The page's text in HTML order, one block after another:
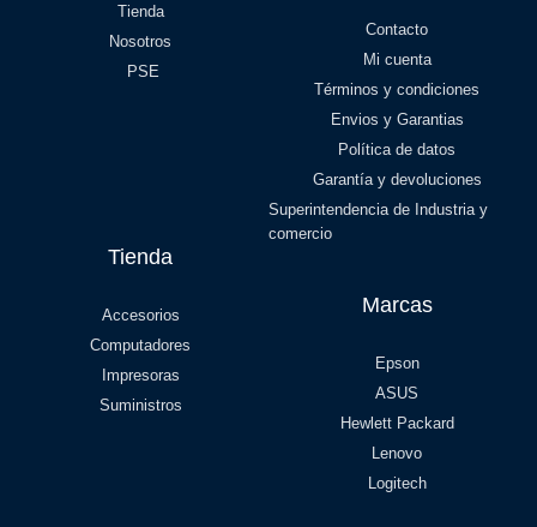
Tienda
Nosotros
PSE
Contacto
Mi cuenta
Términos y condiciones
Envios y Garantias
Política de datos
Garantía y devoluciones
Superintendencia de Industria y
comercio
Tienda
Accesorios
Computadores
Impresoras
Suministros
Marcas
Epson
ASUS
Hewlett Packard
Lenovo
Logitech